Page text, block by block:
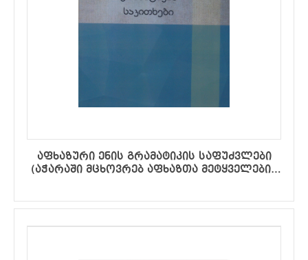
აფხაზური ენის გრამატიკის საფუძვლები
(აჭარაში მცხოვრებ აფხაზთა მეტყველების